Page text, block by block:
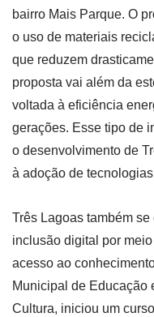
bairro Mais Parque. O
o uso de materiais
que reduzem
proposta vai além da
voltada à eficiência
gerações. Esse tipo de
o desenvolvimento de
à adoção de
Três Lagoas também
inclusão digital por
acesso ao
Municipal de Educação
Cultura, iniciou um